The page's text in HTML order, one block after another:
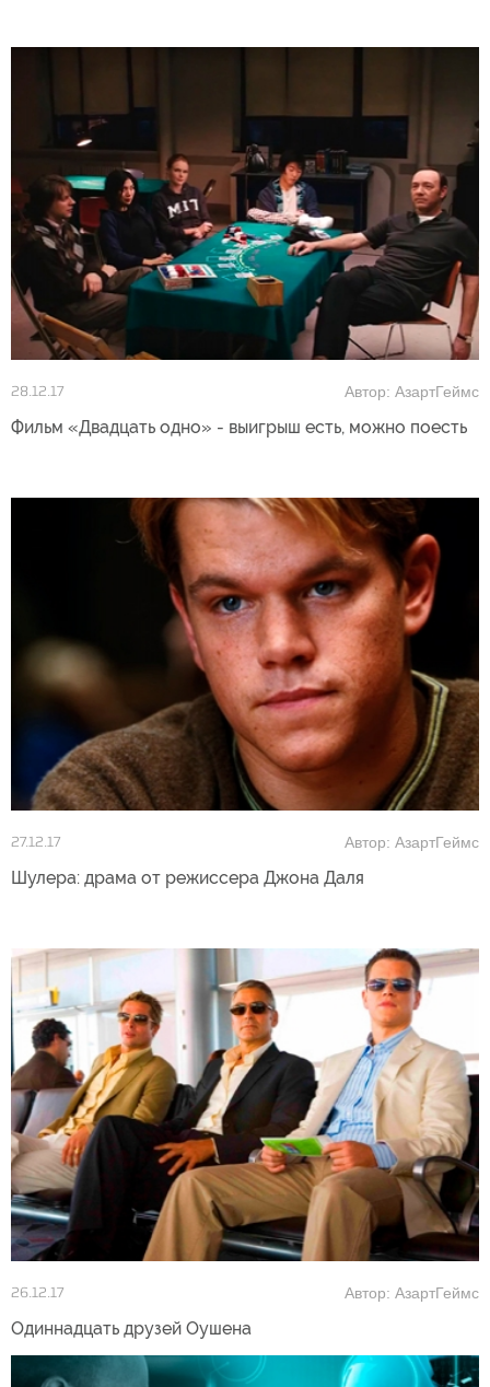
28.12.17 Автор: АзартГеймс
Фильм «Двадцать одно» - выигрыш есть, можно поесть
27.12.17 Автор: АзартГеймс
Шулера: драма от режиссера Джона Даля
26.12.17 Автор: АзартГеймс
Одиннадцать друзей Оушена